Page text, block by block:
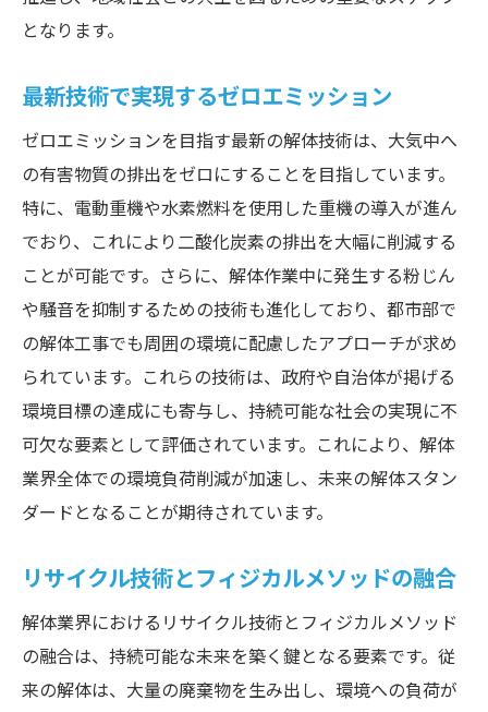
となります。
最新技術で実現するゼロエミッション
ゼロエミッションを目指す最新の解体技術は、大気中へ
の有害物質の排出をゼロにすることを目指しています。
特に、電動重機や水素燃料を使用した重機の導入が進ん
でおり、これにより二酸化炭素の排出を大幅に削減する
ことが可能です。さらに、解体作業中に発生する粉じん
や騒音を抑制するための技術も進化しており、都市部で
の解体工事でも周囲の環境に配慮したアプローチが求め
られています。これらの技術は、政府や自治体が掲げる
環境目標の達成にも寄与し、持続可能な社会の実現に不
可欠な要素として評価されています。これにより、解体
業界全体での環境負荷削減が加速し、未来の解体スタン
ダードとなることが期待されています。
リサイクル技術とフィジカルメソッドの融合
解体業界におけるリサイクル技術とフィジカルメソッド
の融合は、持続可能な未来を築く鍵となる要素です。従
来の解体は、大量の廃棄物を生み出し、環境への負荷が